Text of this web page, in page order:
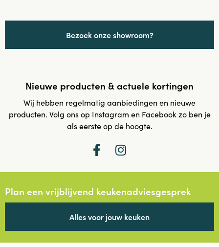
Bezoek onze showroom?
Nieuwe producten & actuele kortingen
Wij hebben regelmatig aanbiedingen en nieuwe
producten. Volg ons op Instagram en Facebook zo ben je
als eerste op de hoogte.
Plan een vrijblijvend keukenadviesgesprek
Alles voor jouw keuken